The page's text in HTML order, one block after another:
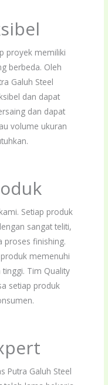
proyek memiliki
berbeda. Oleh
Galuh Steel
dan dapat
dan dapat
volume ukuran
Setiap produk
sangat teliti,
proses finishing.
memenuhi
Tim Quality
setiap produk
Putra Galuh Steel